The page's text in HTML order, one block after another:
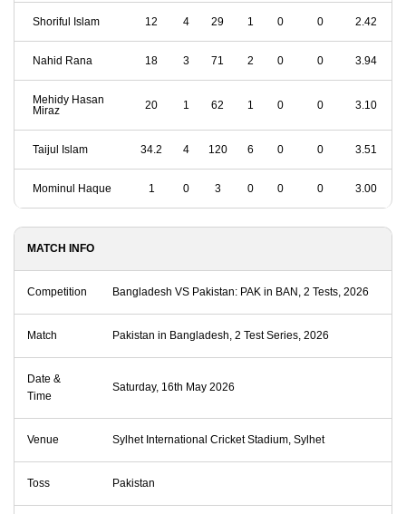
Shoriful Islam 12 4 29 1 0 0 2.42
Nahid Rana 18 3 71 2 0 0 3.94
Mehidy Hasan
Miraz
20 1 62 1 0 0 3.10
Taijul Islam 34.2 4 120 6 0 0 3.51
Mominul Haque 1 0 3 0 0 0 3.00
MATCH INFO
Competition Bangladesh VS Pakistan: PAK in BAN, 2 Tests, 2026
Match Pakistan in Bangladesh, 2 Test Series, 2026
Date &
Time
Saturday, 16th May 2026
Venue Sylhet International Cricket Stadium, Sylhet
Toss Pakistan